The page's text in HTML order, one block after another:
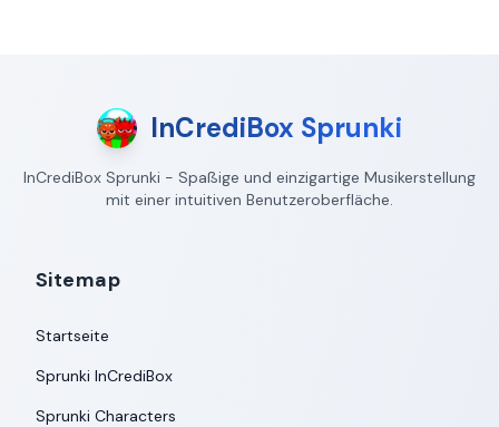
InCrediBox Sprunki
InCrediBox Sprunki - Spaßige und einzigartige Musikerstellung
mit einer intuitiven Benutzeroberfläche.
Sitemap
Startseite
Sprunki InCrediBox
Sprunki Characters